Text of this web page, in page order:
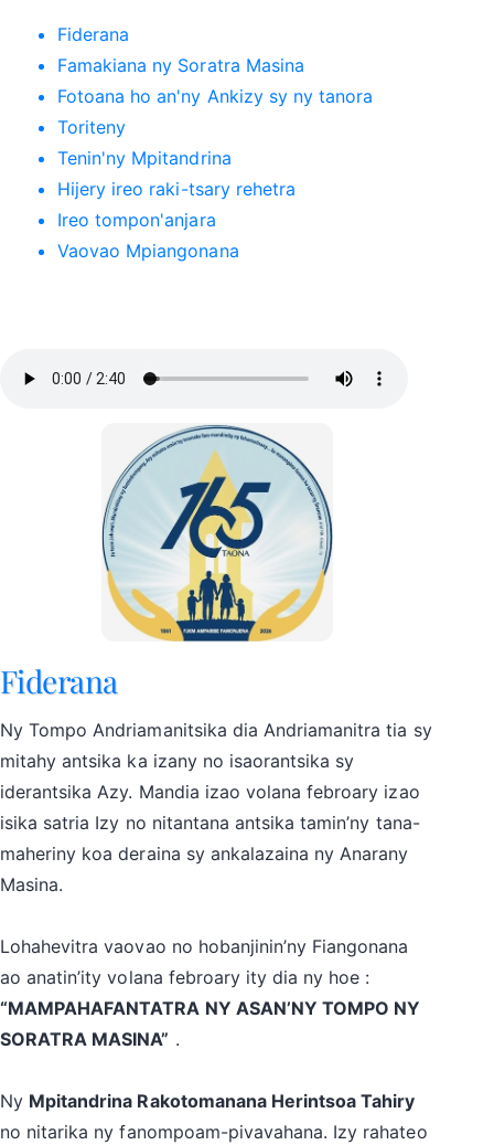
Fiderana
Famakiana ny Soratra Masina
Fotoana ho an'ny Ankizy sy ny tanora
Toriteny
Tenin'ny Mpitandrina
Hijery ireo raki-tsary rehetra
Ireo tompon'anjara
Vaovao Mpiangonana
Fiderana
Ny Tompo Andriamanitsika dia Andriamanitra tia sy
mitahy antsika ka izany no isaorantsika sy
iderantsika Azy. Mandia izao volana febroary izao
isika satria Izy no nitantana antsika tamin’ny tana-
maheriny koa deraina sy ankalazaina ny Anarany
Masina.
Lohahevitra vaovao no hobanjinin’ny Fiangonana
ao anatin’ity volana febroary ity dia ny hoe :
“MAMPAHAFANTATRA NY ASAN’NY TOMPO NY
SORATRA MASINA” .
Ny Mpitandrina Rakotomanana Herintsoa Tahiry
no nitarika ny fanompoam-pivavahana. Izy rahateo